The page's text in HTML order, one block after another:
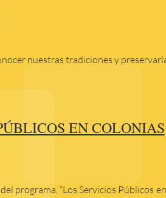
nuestras tradiciones y
EN COLONIAS
programa, “Los Servicios Públicos